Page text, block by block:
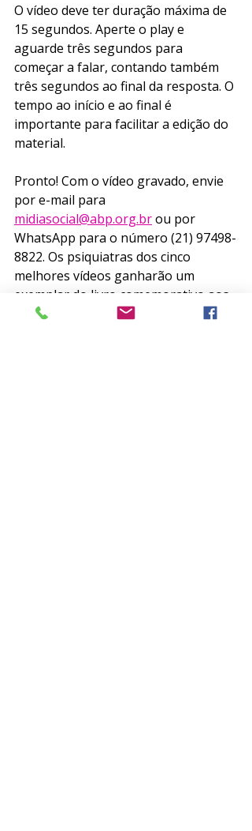
O vídeo deve ter duração máxima de
15 segundos. Aperte o play e
aguarde três segundos para
começar a falar, contando também
três segundos ao final da resposta. O
tempo ao início e ao final é
importante para facilitar a edição do
material.
Pronto! Com o vídeo gravado, envie
por e-mail para
midiasocial@abp.org.br ou por
WhatsApp para o número (21) 97498-
8822. Os psiquiatras dos cinco
melhores vídeos ganharão um
exemplar do livro comemorativo aos
50 anos da ABP, a ser retirado no